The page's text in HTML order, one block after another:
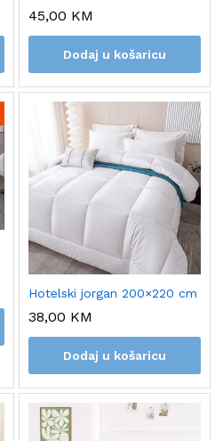
45,00 KM
Dodaj u košaricu
Hotelski jorgan 200×220 cm
38,00 KM
Dodaj u košaricu